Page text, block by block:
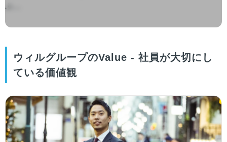
ぶ...
ウィルグループのValue - 社員が大切にし
ている価値観